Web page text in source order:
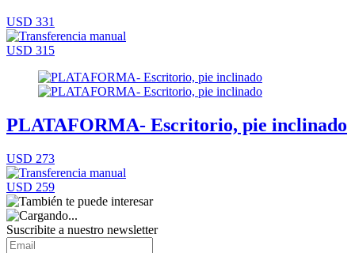
USD 331
USD 315
PLATAFORMA- Escritorio, pie inclinado
USD 273
USD 259
Suscribite a nuestro newsletter